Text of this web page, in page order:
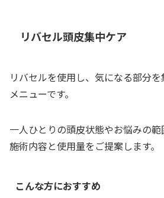
リバセル頭皮集中ケア
リバセルを使用し、気になる部分
メニューです。
一人ひとりの頭皮状態やお悩みの範
施術内容と使用量をご提案します。
こんな方におすすめ